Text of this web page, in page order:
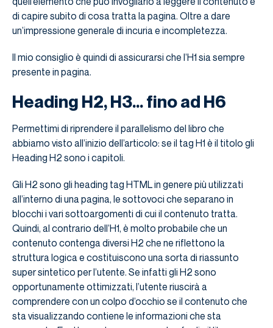
di capire subito di cosa tratta la pagina. Oltre a dare
un’impressione generale di incuria e incompletezza.
Il mio consiglio è quindi di assicurarsi che l’H1 sia sempre
presente in pagina.
Heading H2, H3… fino ad H6
Permettimi di riprendere il parallelismo del libro che
abbiamo visto all’inizio dell’articolo: se il tag H1 è il titolo gli
Heading H2 sono i capitoli.
Gli H2 sono gli heading tag HTML in genere più utilizzati
all’interno di una pagina, le sottovoci che separano in
blocchi i vari sottoargomenti di cui il contenuto tratta.
Quindi, al contrario dell’H1, è molto probabile che un
contenuto contenga diversi H2 che ne riflettono la
struttura logica e costituiscono una sorta di riassunto
super sintetico per l’utente. Se infatti gli H2 sono
opportunamente ottimizzati, l’utente riuscirà a
comprendere con un colpo d’occhio se il contenuto che
sta visualizzando contiene le informazioni che sta